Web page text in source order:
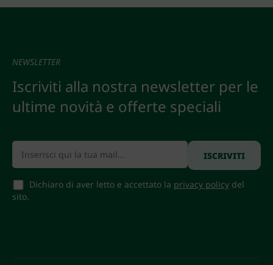
NEWSLETTER
Iscriviti alla nostra newsletter per le
ultime novità e offerte speciali
Dichiaro di aver letto e accettato la privacy policydel
sito.